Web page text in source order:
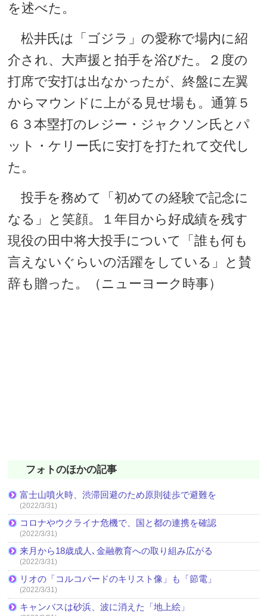
を述べた。
松井氏は「ゴジラ」の愛称で場内に紹
介され、大声援と拍手を浴びた。２度の
打席で安打は出なかったが、終盤に左翼
からマウンドに上がる見せ場も。通算５
６３本塁打のレジー・ジャクソン氏とパ
ット・ケリー氏に安打を打たれて交代し
た。
投手を務めて「初めての経験で記念に
なる」と笑顔。１年目から好成績を残す
現役の田中将大投手について「誰も何も
言えないぐらいの活躍をしている」と賛
辞も贈った。（ニューヨーク時事）
フォトのほかの記事
富士山噴火時、渋滞回避のため原則徒歩で避難を
(2022/3/31)
コロナやウクライナ危機で、国と都の連携を確認
(2022/3/31)
来月から18歳成人､金融教育への取り組み広がる
(2022/3/31)
リオの「コルコバードのキリスト像」も「節電」
(2022/3/31)
キャンバスは砂浜、波に消えた「地上絵」